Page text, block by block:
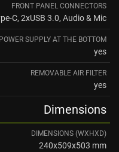
FRONT PANEL CONNECTORS
C, 2xUSB 3.0, Audio & Mic
POWER SUPPLY AT THE BOTTOM
yes
REMOVABLE AIR FILTER
yes
Dimensions
DIMENSIONS (WXHXD)
240x509x503 mm